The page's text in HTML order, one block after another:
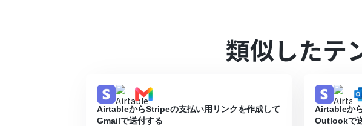
Stripe、CalendlyのそれぞれとYoomを連携してください。
ションやデータコネクトはエラーとなりますので、ご注意ください
チームプランやサクセスプランなどの有料プランは、2週間の無料
ます。
類似したテ
AirtableからStripeの支払い用リンクを作成して
Gmailで送付する
Airtableか
Outlookで